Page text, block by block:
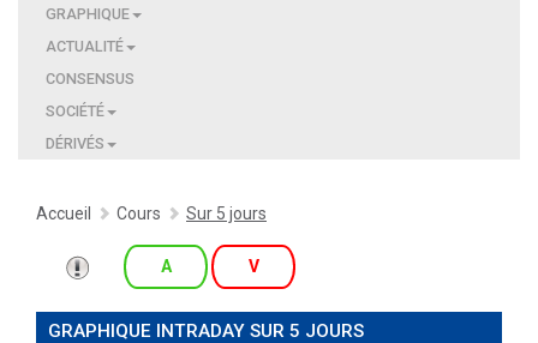
GRAPHIQUE
ACTUALITÉ
CONSENSUS
SOCIÉTÉ
DÉRIVÉS
Accueil Cours Sur 5 jours
A V
GRAPHIQUE INTRADAY SUR 5 JOURS